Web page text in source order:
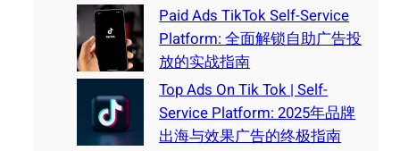
Paid Ads TikTok Self-Service
Platform: 全面解锁自助广告投
放的实战指南
Top Ads On Tik Tok | Self-
Service Platform: 2025年品牌
出海与效果广告的终极指南